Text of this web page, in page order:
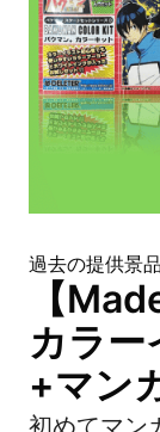
過去の提供景品
【
カラー
+マン
初めてマン